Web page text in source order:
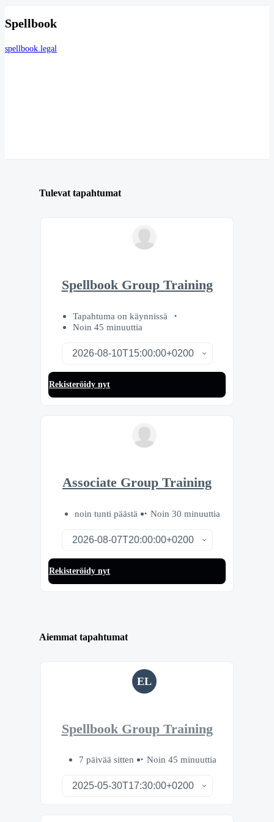
Spellbook
spellbook.legal
Tulevat tapahtumat
Spellbook Group Training
Tapahtuma on käynnissä
Noin 45 minuuttia
Rekisteröidy nyt
Associate Group Training
noin tunti päästä Noin 30 minuuttia
Rekisteröidy nyt
Aiemmat tapahtumat
EL
Spellbook Group Training
7 päivää sitten Noin 45 minuuttia